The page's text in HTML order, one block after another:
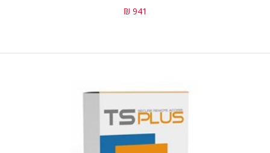
941 ₪